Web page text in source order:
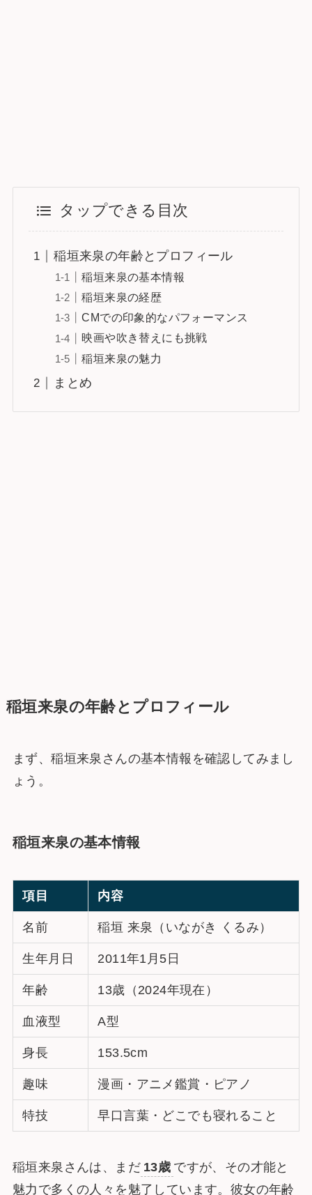
タップできる目次
稲垣来泉の年齢とプロフィール
稲垣来泉の基本情報
稲垣来泉の経歴
CMでの印象的なパフォーマンス
映画や吹き替えにも挑戦
稲垣来泉の魅力
まとめ
稲垣来泉の年齢とプロフィール
まず、稲垣来泉さんの基本情報を確認してみまし
ょう。
稲垣来泉の基本情報
項目 内容
名前 稲垣 来泉（いながき くるみ）
生年月日 2011年1月5日
年齢 13歳（2024年現在）
血液型 A型
身長 153.5cm
趣味 漫画・アニメ鑑賞・ピアノ
特技 早口言葉・どこでも寝れること
稲垣来泉さんは、まだ 13歳 ですが、その才能と
魅力で多くの人々を魅了しています。彼女の年齢